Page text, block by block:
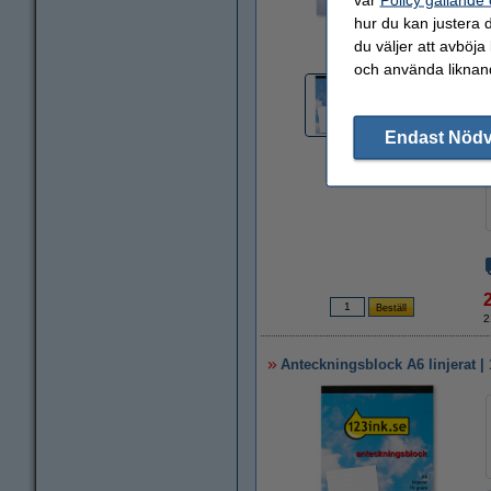
Zoom
Anteckningsblock A6 linjerat |
hur du kan justera
du väljer att avböja
och använda
Endast